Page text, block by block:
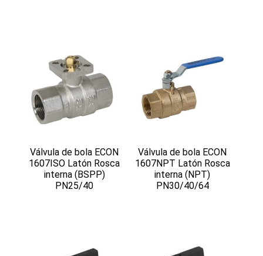
Válvula de bola ECON
1607ISO Latón Rosca
interna (BSPP)
PN25/40
Válvula de bola ECON
1607NPT Latón Rosca
interna (NPT)
PN30/40/64